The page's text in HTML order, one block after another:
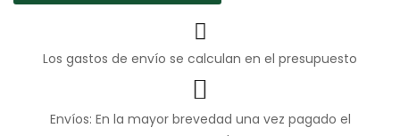
Los gastos de envío se calculan en el presupuesto
Envíos: En la mayor brevedad una vez pagado el